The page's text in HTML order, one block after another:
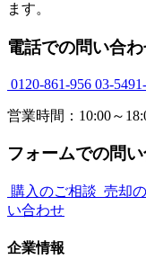
ます。
電話での問い合
0120-861-956 03-
営業時間：10:00～
フォームでの問
購入のご相談 売却
い合わせ
企業情報